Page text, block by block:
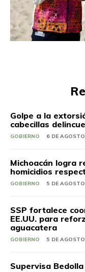
Golpe a la
cabecillas
GOBIERNO 6 DE
Michoacán logra
homicidios
GOBIERNO 5 DE
SSP fortalece
EE.UU. para
aguacatera
GOBIERNO 5 DE
Supervisa